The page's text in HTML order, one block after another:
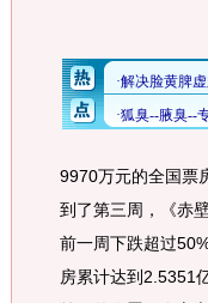
9970万元的全国票
到了第三周，《赤
前一周下跌超过
房累计达到2.5351